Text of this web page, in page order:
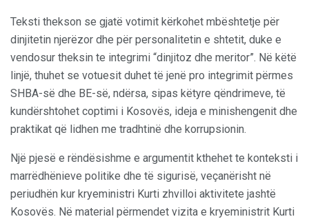
Teksti thekson se gjatë votimit kërkohet mbështetje për
dinjitetin njerëzor dhe për personalitetin e shtetit, duke e
vendosur theksin te integrimi “dinjitoz dhe meritor”. Në këtë
linjë, thuhet se votuesit duhet të jenë pro integrimit përmes
SHBA-së dhe BE-së, ndërsa, sipas këtyre qëndrimeve, të
kundërshtohet coptimi i Kosovës, ideja e minishengenit dhe
praktikat që lidhen me tradhtinë dhe korrupsionin.
Një pjesë e rëndësishme e argumentit kthehet te konteksti i
marrëdhënieve politike dhe të sigurisë, veçanërisht në
periudhën kur kryeministri Kurti zhvilloi aktivitete jashtë
Kosovës. Në material përmendet vizita e kryeministrit Kurti